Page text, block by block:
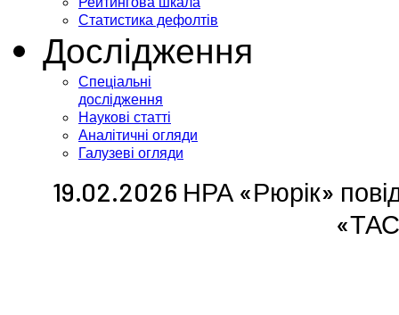
Статистика дефолтів
Дослідження
Спеціальні
дослідження
Наукові статті
Аналітичні огляди
Галузеві огляди
19.02.2026 НРА «Рюрік»